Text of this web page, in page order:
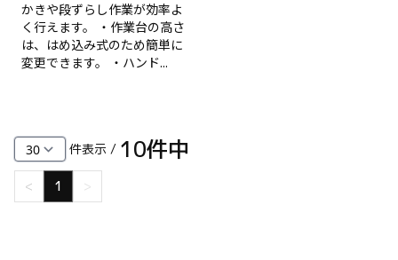
かきや段ずらし作業が効率よ
く行えます。 ・作業台の高さ
は、はめ込み式のため簡単に
変更できます。 ・ハンド...
件表示 / 10件中
< 1 >